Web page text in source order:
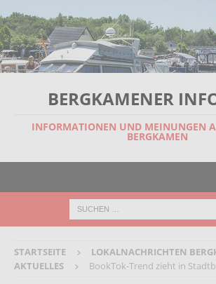
BERGKAMENER
INFORMATIONEN UND MEINUNGEN
BERGKAMEN
STARTSEITE
LOKALNACHRICHTEN
AKTUELLES
BookTok-Trend zieht in